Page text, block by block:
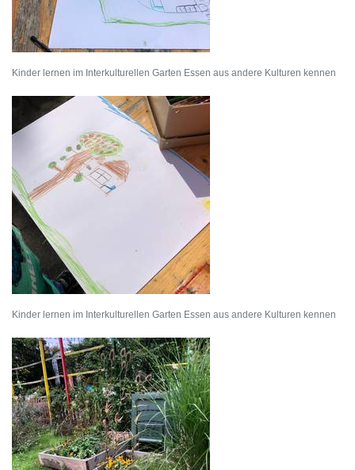
Kinder lernen im Interkulturellen Garten Essen aus andere Kulturen kennen
Kinder lernen im Interkulturellen Garten Essen aus andere Kulturen kennen